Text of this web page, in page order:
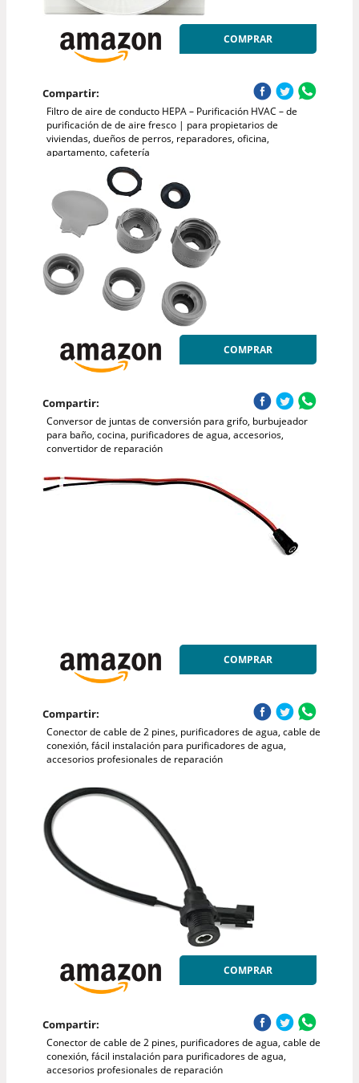
COMPRAR
Compartir:
Filtro de aire de conducto HEPA – Purificación HVAC – de
purificación de de aire fresco | para propietarios de
viviendas, dueños de perros, reparadores, oficina,
apartamento, cafetería
COMPRAR
Compartir:
Conversor de juntas de conversión para grifo, burbujeador
para baño, cocina, purificadores de agua, accesorios,
convertidor de reparación
COMPRAR
Compartir:
Conector de cable de 2 pines, purificadores de agua, cable de
conexión, fácil instalación para purificadores de agua,
accesorios profesionales de reparación
COMPRAR
Compartir:
Conector de cable de 2 pines, purificadores de agua, cable de
conexión, fácil instalación para purificadores de agua,
accesorios profesionales de reparación